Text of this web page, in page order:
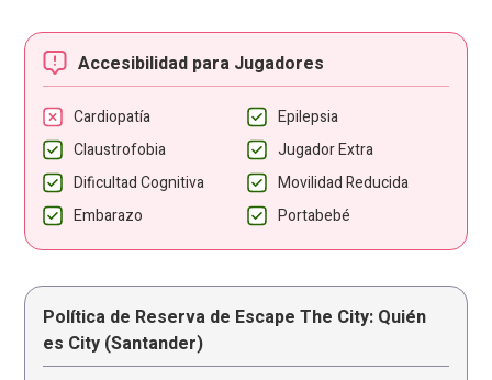
Accesibilidad para Jugadores
Cardiopatía
Epilepsia
Claustrofobia
Jugador Extra
Dificultad Cognitiva
Movilidad Reducida
Embarazo
Portabebé
Política de Reserva de Escape The City: Quién
es City (Santander)